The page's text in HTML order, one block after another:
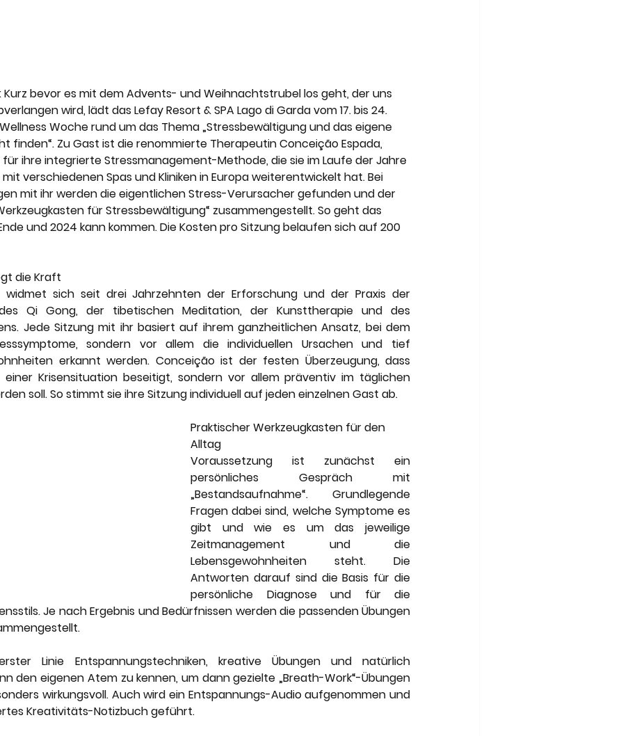
bevor es mit dem Advents- und Weihnachtstrubel los geht, der uns
wird, lädt das Lefay Resort & SPA Lago di Garda vom 17. bis 24.
Woche rund um das Thema „Stressbewältigung und das eigene
finden“. Zu Gast ist die renommierte Therapeutin Conceição Espada,
ihre integrierte Stressmanagement-Methode, die sie im Laufe der Jahre
verschiedenen Spas und Kliniken in Europa weiterentwickelt hat. Bei
mit ihr werden die eigentlichen Stress-Verursacher gefunden und der
für Stressbewältigung“ zusammengestellt. So geht das
und 2024 kann kommen. Die Kosten pro Sitzung belaufen sich auf 200
die Kraft
widmet sich seit drei Jahrzehnten der Erforschung und der Praxis der
des Qi Gong, der tibetischen Meditation, der Kunsttherapie und des
Jede Sitzung mit ihr basiert auf ihrem ganzheitlichen Ansatz, bei dem
sondern vor allem die individuellen Ursachen und tief
erkannt werden. Conceição ist der festen Überzeugung, dass
Krisensituation beseitigt, sondern vor allem präventiv im täglichen
soll. So stimmt sie ihre Sitzung individuell auf jeden einzelnen Gast ab.
Praktischer Werkzeugkasten für den
Alltag
Voraussetzung ist zunächst ein
persönliches Gespräch mit
„Bestandsaufnahme“. Grundlegende
Fragen dabei sind, welche Symptome es
gibt und wie es um das jeweilige
Zeitmanagement und die
Lebensgewohnheiten steht. Die
Antworten darauf sind die Basis für die
persönliche Diagnose und für die
Je nach Ergebnis und Bedürfnissen werden die passenden Übungen
Linie Entspannungstechniken, kreative Übungen und natürlich
den eigenen Atem zu kennen, um dann gezielte „Breath-Work“-Übungen
wirkungsvoll. Auch wird ein Entspannungs-Audio aufgenommen und
Kreativitäts-Notizbuch geführt.